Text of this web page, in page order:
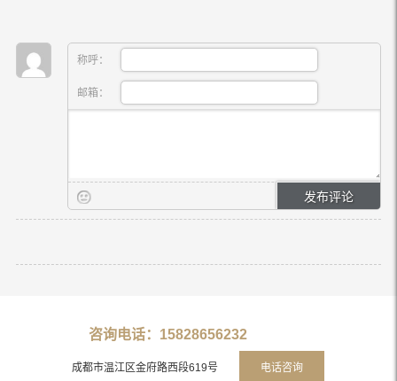
称呼：
邮箱：
咨询电话：15828656232
成都市温江区金府路西段619号 电话咨询